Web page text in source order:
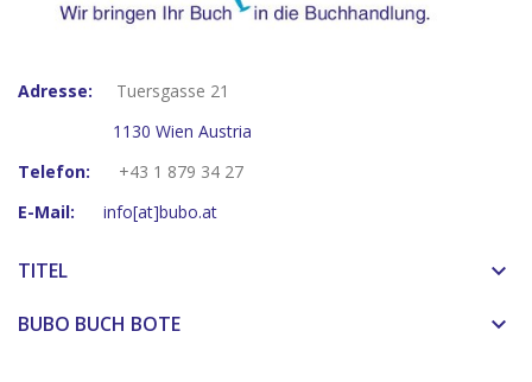
Adresse:
Tuersgasse 21
1130 Wien Austria
Telefon:
+43 1 879 34 27
E-Mail:
info[at]bubo.at
TITEL keyboard_arrow_down
BUBO BUCH BOTE keyboard_arrow_down